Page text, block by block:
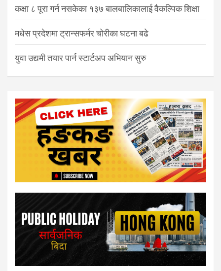
कक्षा ८ पूरा गर्न नसकेका १३७ बालबालिकालाई वैकल्पिक शिक्षा
मधेस प्रदेशमा ट्रान्सफर्मर चोरीका घटना बढे
युवा उद्यमी तयार पार्न स्टार्टअप अभियान सुरु